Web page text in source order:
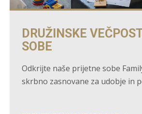
DRUŽINSKE
SOBE
Odkrijte naše prijetne sobe
skrbno zasnovane za udobje in